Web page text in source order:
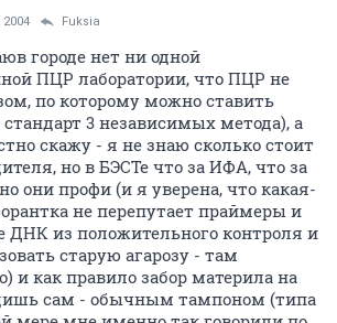
Fuksia
городе нет ни одной
ПЦР лаборатории, что ПЦР не
по которому можно ставить
3 независимых метода), а
скажу - я не знаю сколько стоит
но в БЭСТе что за ИФА, что за
они профи (и я уверена, что какая-
не перепутает праймеры и
ДНК из положительного контроля и
старую агарозу - там
и как правило забор материла на
сам - обычным тампоном (типа